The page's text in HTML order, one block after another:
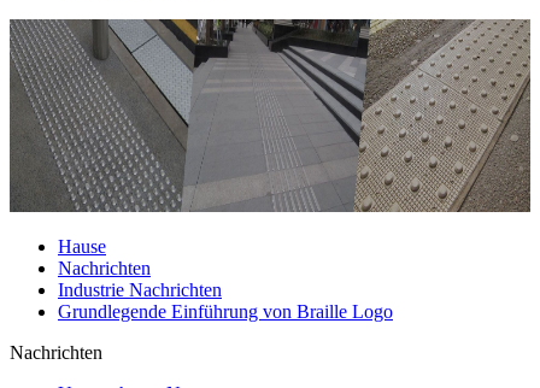
Hause
Nachrichten
Industrie Nachrichten
Grundlegende Einführung von Braille Logo
Nachrichten